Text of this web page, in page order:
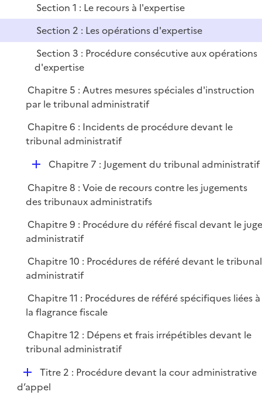
l
e
r
Section 1 : Le recours à l'expertise
Section 2 : Les opérations d'expertise
Section 3 : Procédure consécutive aux opérations
d'expertise
Chapitre 5 : Autres mesures spéciales d'instruction
par le tribunal administratif
Chapitre 6 : Incidents de procédure devant le
tribunal administratif
D
p
l
i
e
Chapitre 7 : Jugement du tribunal administratif
Chapitre 8 : Voie de recours contre les jugements
des tribunaux administratifs
Chapitre 9 : Procédure du référé fiscal devant le
administratif
Chapitre 10 : Procédures de référé devant le tribunal
administratif
Chapitre 11 : Procédures de référé spécifiques liées à
la flagrance fiscale
Chapitre 12 : Dépens et frais irrépétibles devant le
tribunal administratif
D
é
Titre 2 : Procédure devant la cour administrative
d’appel